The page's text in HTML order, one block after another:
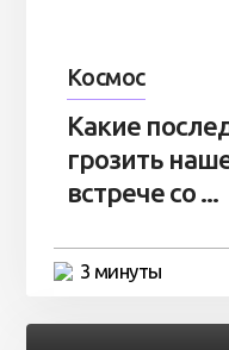
Космос
Какие
грозить
встрече со ...
3 минуты